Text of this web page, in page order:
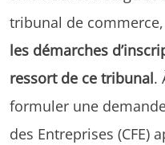
tribunal de
les démarches
ressort de ce tribunal.
formuler une
des Entreprises (CFE)